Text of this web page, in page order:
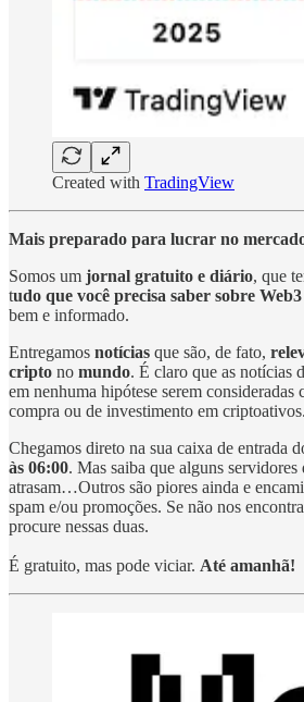
Created with TradingView
Mais preparado para lucrar no
Somos um jornal gratuito e diário, que
tudo que você precisa saber sobre Web3
bem e informado.
Entregamos notícias que são, de fato,
cripto no mundo. É claro que as notícias
em nenhuma hipótese serem consideradas
compra ou de investimento em criptoativos.
Chegamos direto na sua caixa de entrada
às 06:00. Mas saiba que alguns servidores
atrasam…Outros são piores ainda e
spam e/ou promoções. Se não nos
procure nessas duas.
É gratuito, mas pode viciar. Até amanhã!